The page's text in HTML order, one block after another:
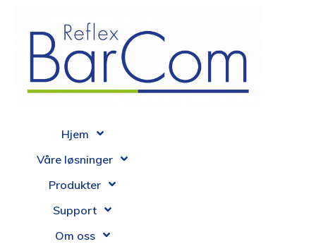
Hjem
Våre løsninger
Produkter
Support
Om oss